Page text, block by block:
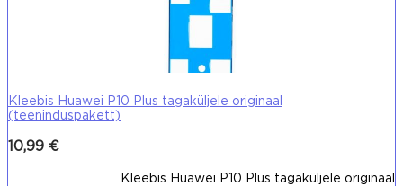
Kleebis Huawei P10 Plus tagaküljele originaal
(teeninduspakett)
10,99 €
Kleebis Huawei P10 Plus tagaküljele originaal